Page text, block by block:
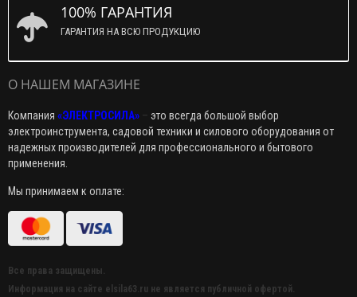
100% ГАРАНТИЯ
ГАРАНТИЯ НА ВСЮ ПРОДУКЦИЮ
О НАШЕМ МАГАЗИНЕ
Компания «ЭЛЕКТРОСИЛА» – это всегда большой выбор
электроинструмента, садовой техники и силового оборудования от
надежных производителей для профессионального и бытового
применения.
Мы принимаем к оплате:
Все права защищены.
Информация на сайте elsila63.ru не является публичной офертой.